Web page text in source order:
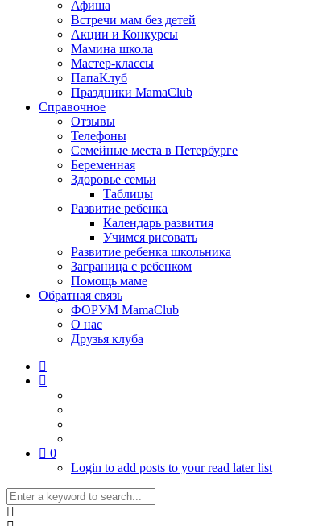
Афиша
Встречи мам без детей
Акции и Конкурсы
Мамина школа
Мастер-классы
ПапаКлуб
Праздники MamaClub
Справочное
Отзывы
Телефоны
Семейные места в Петербурге
Беременная
Здоровье семьи
Таблицы
Развитие ребенка
Календарь развития
Учимся рисовать
Развитие ребенка школьника
Заграница с ребенком
Помощь маме
Обратная связь
ФОРУМ MamaClub
О нас
Друзья клуба
0
Login to add posts to your read later list